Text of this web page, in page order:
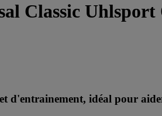
Classic Uhlsport
d'entrainement, idéal pour